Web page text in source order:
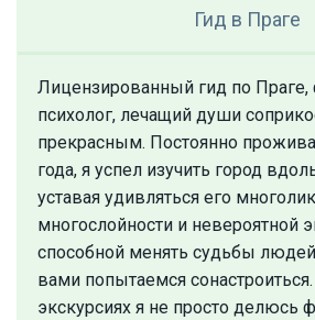
Гид в Праге
Лицензированный гид по Праге,
психолог, лечащий души
прекрасным. Постоянно
года, я успел изучить город
уставая удивляться его
многослойности и невероятной
способной менять судьбы
вами попытаемся
экскурсиях я не просто делюсь